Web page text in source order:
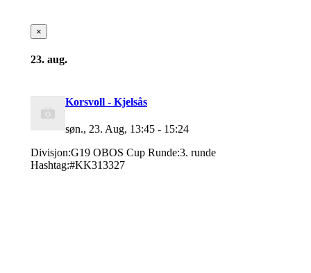
×
23. aug.
Korsvoll - Kjelsås
søn., 23. Aug, 13:45 - 15:24
Divisjon:G19 OBOS Cup Runde:3. runde
Hashtag:#KK313327